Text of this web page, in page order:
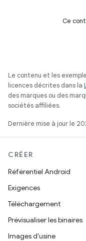
Ce
Le contenu et les
licences décrites dans la
des marques ou des
sociétés affiliées.
Dernière mise à jour le
CRÉER
Référentiel Android
Exigences
Téléchargement
Prévisualiser les binaires
Images d'usine